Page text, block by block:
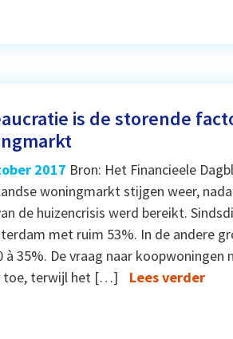
is de storende
2017 Bron: Het Financieele
woningmarkt stijgen weer,
de huizencrisis werd bereikt.
met ruim 53%. In de andere
à 35%. De vraag naar koopwoningen
toe, terwijl het […]
Lees verder